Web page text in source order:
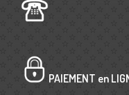
PAIEMENT en